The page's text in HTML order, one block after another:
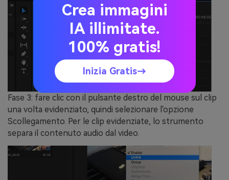
Fase 3: fare clic con il pulsante destro del mouse sul clip
una volta evidenziato, quindi selezionare l'opzione
Scollegamento. Per le clip evidenziate, lo strumento
separa il contenuto audio dal video.
Crea immagini
IA illimitate.
100% gratis!
Inizia Gratis→